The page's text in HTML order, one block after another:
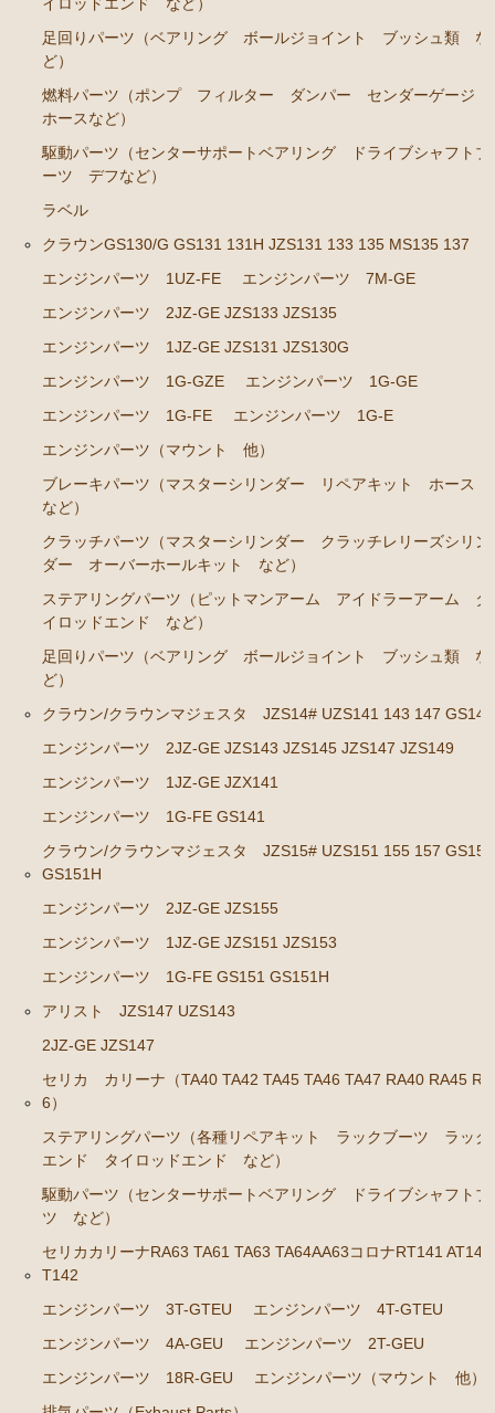
エンジンパーツ 1JZ-GE JZS131 JZS130G
エンジンパーツ 1G-GZE
エンジンパーツ 1G-GE
エンジンパーツ 1G-FE
エンジンパーツ 1G-E
ブレーキパーツ（マスターシリンダー リペアキッ
ーズシリンダー オーバーホールキット など）
ステアリングパーツ（ピットマンアーム アイドラー
アーム タイロッドエンド など）
足回りパーツ（ベアリング ボールジョイント ブッ
シュ類 など）
クラウン/クラウンマジェスタ JZS14# UZS141 143 147
GS141
エンジンパーツ 2JZ-GE JZS143 JZS145 JZS147 JZ
S149
エンジンパーツ 1JZ-GE JZX141
エンジンパーツ 1G-FE GS141
GS151 GS151H
アリスト JZS147 UZS143
セリカ カリーナ（TA40 TA42 TA45 TA46 TA47 RA40
RA45 RA46）
ツ ラックエンド タイロッドエンド など）
駆動パーツ（センターサポートベアリング ドライブ
セリカカリーナRA63 TA61 TA63 TA64AA63コロナRT14
1 AT141 TT142
エンジンパーツ 3T-GTEU
エンジンパーツ 4T-GTEU
エンジンパーツ 4A-GEU
エンジンパーツ 2T-GEU
エンジンパーツ 18R-GEU
イロッドエンド など）
足回りパーツ（ベアリング ボールジョイント ブッシュ類 な
ど）
燃料パーツ（ポンプ フィルター ダンパー センダーゲージ
ホースなど）
駆動パーツ（センターサポートベアリング ドライブシャフトブ
ーツ デフなど）
ラベル
クラウンGS130/G GS131 131H JZS131 133 135 MS135 137
エンジンパーツ 1UZ-FE
エンジンパーツ 7M-GE
エンジンパーツ 2JZ-GE JZS133 JZS135
エンジンパーツ 1JZ-GE JZS131 JZS130G
エンジンパーツ 1G-GZE
エンジンパーツ 1G-GE
エンジンパーツ 1G-FE
エンジンパーツ 1G-E
エンジンパーツ（マウント 他）
ブレーキパーツ（マスターシリンダー リペアキット ホース
など）
クラッチパーツ（マスターシリンダー クラッチレリーズシリン
ダー オーバーホールキット など）
ステアリングパーツ（ピットマンアーム アイドラーアーム タ
イロッドエンド など）
足回りパーツ（ベアリング ボールジョイント ブッシュ類 な
ど）
クラウン/クラウンマジェスタ JZS14# UZS141 143 147 GS141
エンジンパーツ 2JZ-GE JZS143 JZS145 JZS147 JZS149
エンジンパーツ 1JZ-GE JZX141
エンジンパーツ 1G-FE GS141
クラウン/クラウンマジェスタ JZS15# UZS151 155 157 GS151
GS151H
エンジンパーツ 2JZ-GE JZS155
エンジンパーツ 1JZ-GE JZS151 JZS153
エンジンパーツ 1G-FE GS151 GS151H
アリスト JZS147 UZS143
2JZ-GE JZS147
セリカ カリーナ（TA40 TA42 TA45 TA46 TA47 RA40 RA45
6）
ステアリングパーツ（各種リペアキット ラックブーツ ラック
エンド タイロッドエンド など）
駆動パーツ（センターサポートベアリング ドライブシャフトブ
ツ など）
セリカカリーナRA63 TA61 TA63 TA64AA63コロナRT141
T142
エンジンパーツ 3T-GTEU
エンジンパーツ 4T-GTEU
エンジンパーツ 4A-GEU
エンジンパーツ 2T-GEU
エンジンパーツ 18R-GEU
エンジンパーツ（マウント 他）